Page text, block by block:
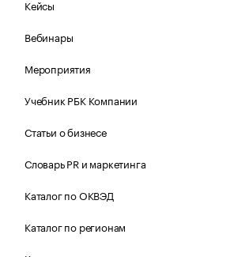
Кейсы
Вебинары
Мероприятия
Учебник РБК Компании
Статьи о бизнесе
Словарь PR и маркетинга
Каталог по ОКВЭД
Каталог по регионам